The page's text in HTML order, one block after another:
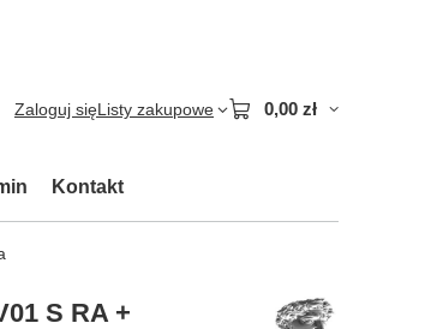
Zaloguj sięListy zakupowe 0,00 zł
Kontakt
S RA +